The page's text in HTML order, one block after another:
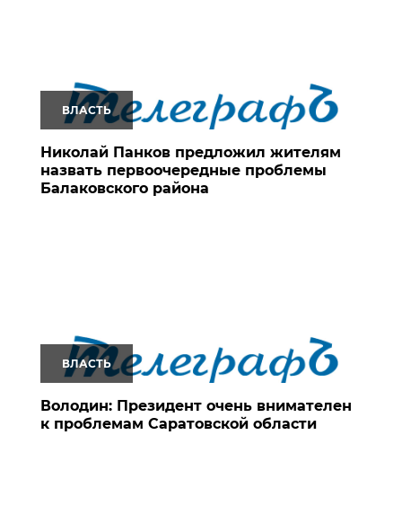
ВЛАСТЬ
Николай Панков предложил жителям
назвать первоочередные проблемы
Балаковского района
ВЛАСТЬ
Володин: Президент очень внимателен
к проблемам Саратовской области